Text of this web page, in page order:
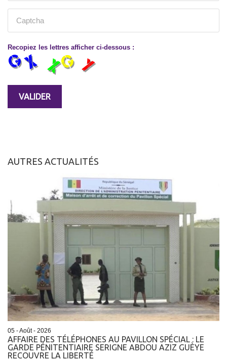
Recopiez les lettres afficher ci-dessous :
AUTRES ACTUALITÉS
05 - Août - 2026
AFFAIRE DES TÉLÉPHONES AU PAVILLON SPÉCIAL : LE
GARDE PÉNITENTIAIRE SERIGNE ABDOU AZIZ GUÈYE
RECOUVRE LA LIBERTÉ